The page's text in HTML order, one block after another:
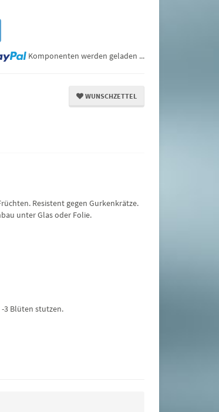
Loading...
Komponenten werden geladen ...
WUNSCHZETTEL
Resistent gegen Gurkenkrätze.
unter Glas oder Folie.
3 Blüten stutzen.